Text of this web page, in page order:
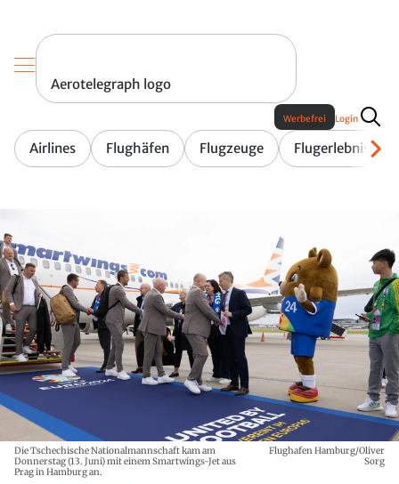
Aerotelegraph logo
Airlines Flughäfen Flugzeuge Flugerlebnis
Werbefrei Login
Die Tschechische Nationalmannschaft kam am
Donnerstag (13. Juni) mit einem Smartwings-Jet aus
Prag in Hamburg an.
Flughafen Hamburg/Oliver
Sorg